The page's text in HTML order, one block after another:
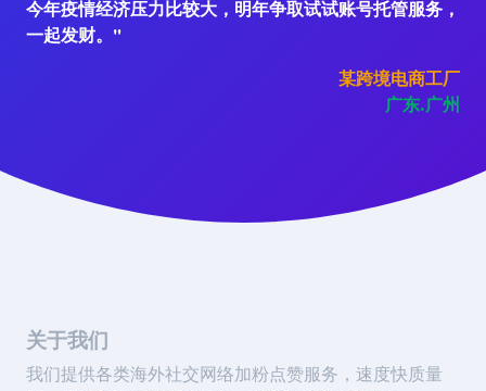
今年疫情经济压力比较大，明年争取试试账号托管服务，
一起发财。"
某跨境电商工厂
广东.广州
关于我们
我们提供各类海外社交网络加粉点赞服务，速度快质量